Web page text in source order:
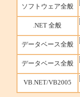
ソフトウェア全般
.NET 全般
データベース全般
データベース全般
VB.NET/VB2005